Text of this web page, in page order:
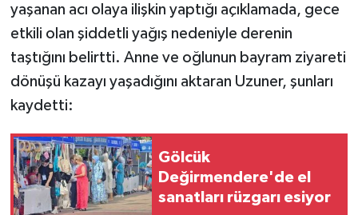
yaşanan acı olaya ilişkin yaptığı açıklamada, gece
etkili olan şiddetli yağış nedeniyle derenin
taştığını belirtti. Anne ve oğlunun bayram ziyareti
dönüşü kazayı yaşadığını aktaran Uzuner, şunları
kaydetti:
Gölcük
Değirmendere'de el
sanatları rüzgarı esiyor